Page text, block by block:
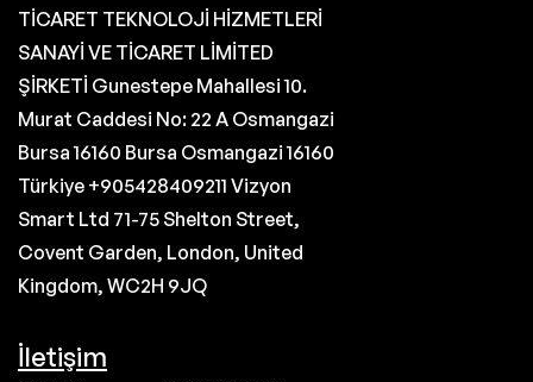
TİCARET TEKNOLOJİ HİZMETLERİ
SANAYİ VE TİCARET LİMİTED
ŞİRKETİ Gunestepe Mahallesi 10.
Murat Caddesi No: 22 A Osmangazi
Bursa 16160 Bursa Osmangazi 16160
Türkiye +905428409211 Vizyon
Smart Ltd 71-75 Shelton Street,
Covent Garden, London, United
Kingdom, WC2H 9JQ
İletişim